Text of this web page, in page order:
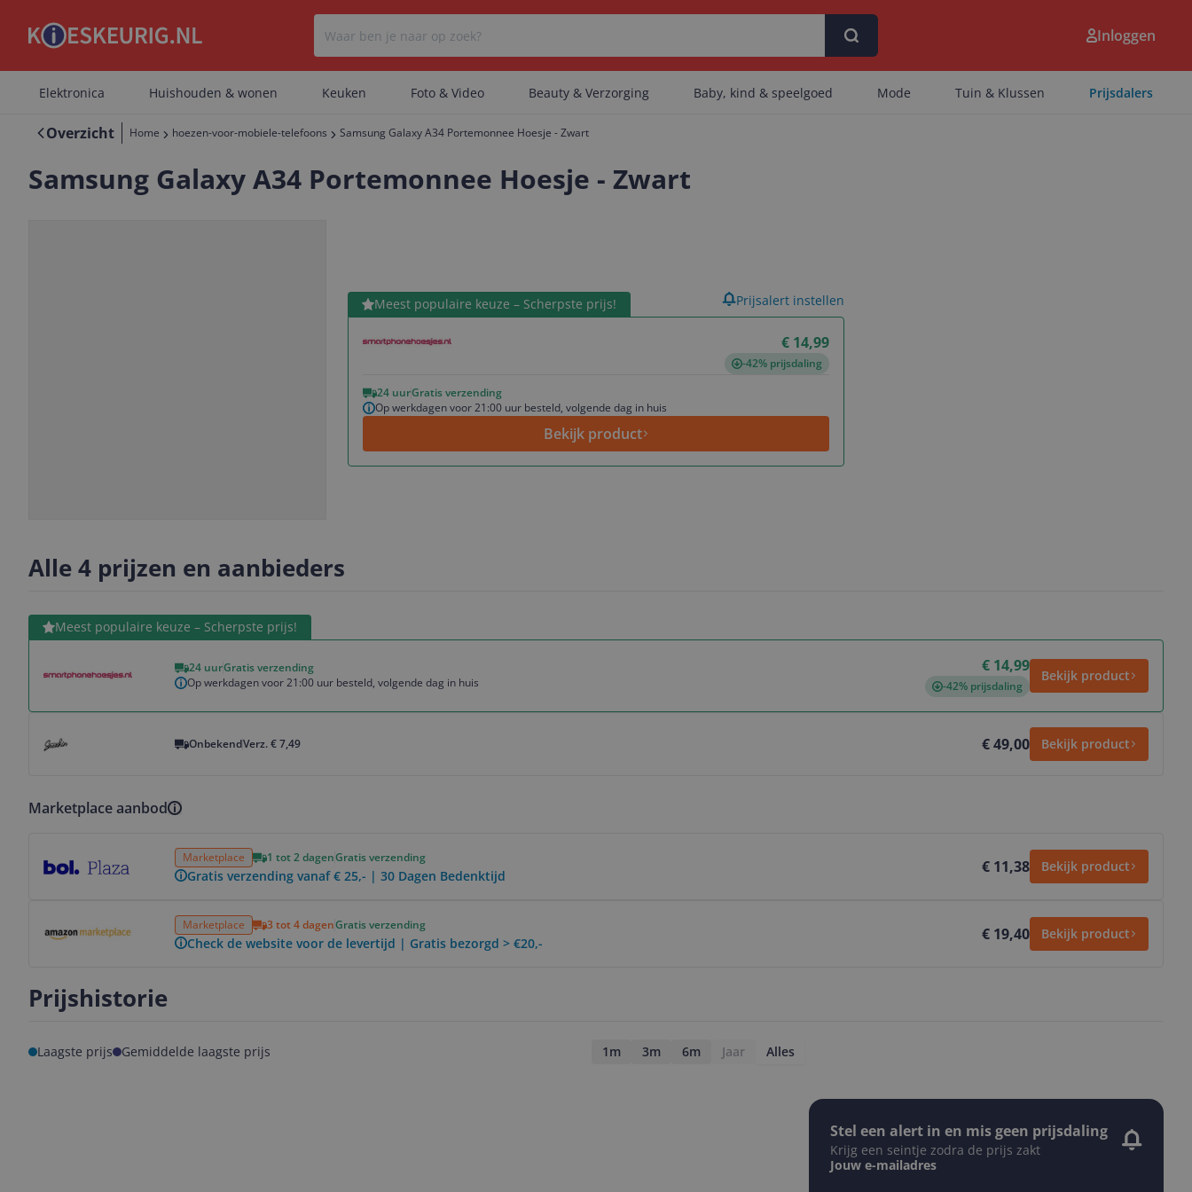
Er zijn geen categorieën gevonden.
Er zijn geen artikelen gevonden.
Inloggen
Elektronica Huishouden & wonen Keuken Foto & Video Beauty & Verzorging Baby, kind & speelgoed Mode Tuin & Klussen Prijsdalers
Overzicht Home hoezen-voor-mobiele-telefoons Samsung Galaxy A34 Portemonnee Hoesje - Zwart
Samsung Galaxy A34 Portemonnee Hoesje - Zwart
Meest populaire keuze – Scherpste prijs!
€ 14,99
-42% prijsdaling
24 uurGratis verzending
Op werkdagen voor 21:00 uur besteld, volgende dag in huis
Bekijk product
Bekijk product Prijsalert instellen
Alle 4 prijzen en aanbieders
Meest populaire keuze – Scherpste prijs!
24 uurGratis verzending
Op werkdagen voor 21:00 uur besteld, volgende dag in huis
€ 14,99
-42% prijsdaling
Bekijk product
Bekijk product
OnbekendVerz. € 7,49 € 49,00 Bekijk product
Marketplace aanbod
Marketplace 1 tot 2 dagenGratis verzending
Gratis verzending vanaf € 25,- | 30 Dagen Bedenktijd € 11,38 Bekijk product
Marketplace 3 tot 4 dagenGratis verzending
Check de website voor de levertijd | Gratis bezorgd > €20,- € 19,40 Bekijk product
Prijshistorie
Laagste prijs Gemiddelde laagste prijs 1m 3m 6m Jaar Alles
Stel een alert in en mis geen prijsdaling
Krijg een seintje zodra de prijs zakt
Jouw e-mailadres